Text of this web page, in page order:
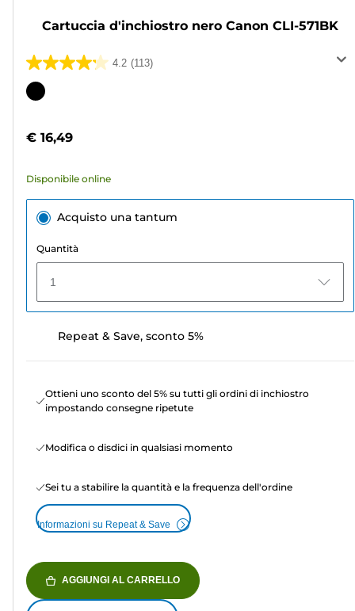
Cartuccia d'inchiostro nero Canon CLI-571BK
4.2 (113)
4.2
su
113
Cartuccia
€ 16,49
Disponibile online
Acquisto una tantum
Quantità
1
Repeat & Save, sconto 5%
Ottieni uno sconto del 5% su tutti gli ordini di inchiostro
impostando consegne ripetute
Modifica o disdici in qualsiasi momento
Sei tu a stabilire la quantità e la frequenza dell'ordine
Informazioni su Repeat & Save
AGGIUNGI AL CARRELLO